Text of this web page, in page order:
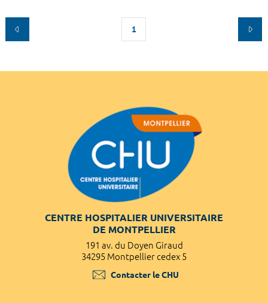
1
CENTRE HOSPITALIER UNIVERSITAIRE
DE MONTPELLIER
191 av. du Doyen Giraud
34295 Montpellier cedex 5
Contacter le CHU